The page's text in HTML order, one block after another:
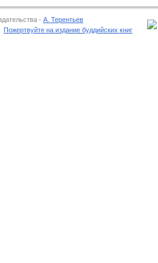
- А. Терентьев
Пожертвуйте на издание буддийских книг